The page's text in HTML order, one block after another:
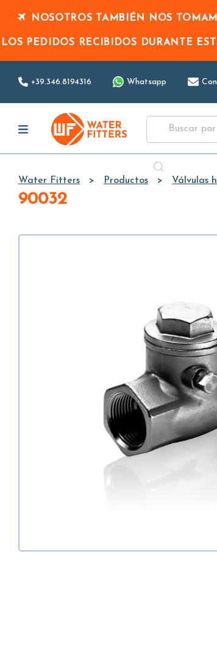
NOSOTROS TAMBIÉN NOS
LOS PEDIDOS RECIBIDOS DURANTE
+39.346.8194316 Whatsapp
Water Fitters Productos Válvulas
90032